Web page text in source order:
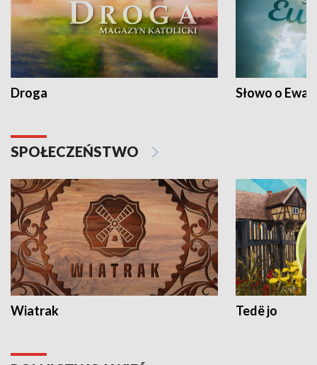
Droga Słowo o
SPOŁECZEŃSTWO
Wiatrak Tedë jo